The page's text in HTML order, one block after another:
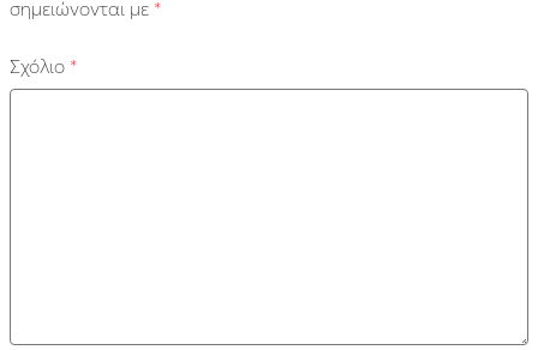
σημειώνονται με *
Σχόλιο *